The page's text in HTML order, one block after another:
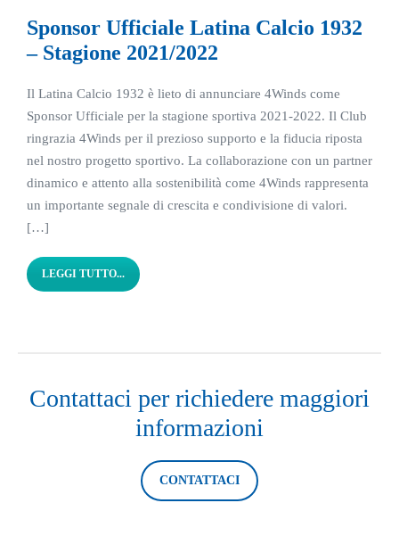
Sponsor Ufficiale Latina Calcio 1932
– Stagione 2021/2022
Il Latina Calcio 1932 è lieto di annunciare 4Winds come
Sponsor Ufficiale per la stagione sportiva 2021-2022. Il Club
ringrazia 4Winds per il prezioso supporto e la fiducia riposta
nel nostro progetto sportivo. La collaborazione con un partner
dinamico e attento alla sostenibilità come 4Winds rappresenta
un importante segnale di crescita e condivisione di valori.
[…]
LEGGI TUTTO...
Contattaci per richiedere maggiori
informazioni
CONTATTACI